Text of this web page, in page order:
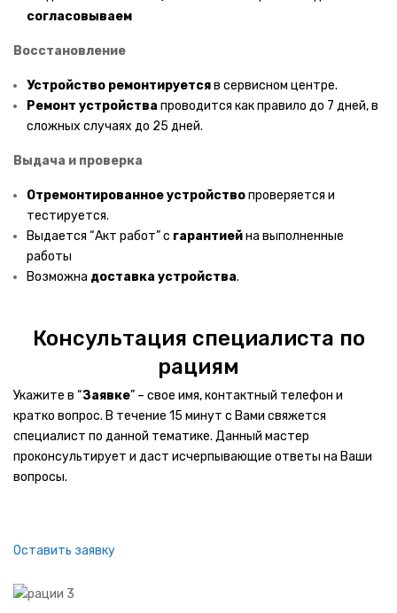
Электросамокаты
Электроскейты
Бытовая техника
КРУПНАЯ ТЕХНИКА
Подогреватели посуды
Варочные панели
Микроволновые печи
Гладильные системы
Беговые дорожки
Электробритвы
Машинки для стрижки
согласовываем
Восстановление
Устройство ремонтируетсяв сервисном центре.
Ремонт устройства проводится как правило до 7 дней, в
сложных случаях до 25 дней.
Выдача и проверка
Отремонтированное устройствопроверяется и
тестируется.
Выдается “Акт работ” с гарантиейна выполненные
работы
Возможна доставка устройства.
Консультация специалиста по
рациям
Укажите в “Заявке” – свое имя, контактный телефон и
кратко вопрос. В течение 15 минут с Вами свяжется
специалист по данной тематике. Данный мастер
проконсультирует и даст исчерпывающие ответы на Ваши
вопросы.
Оставить заявку